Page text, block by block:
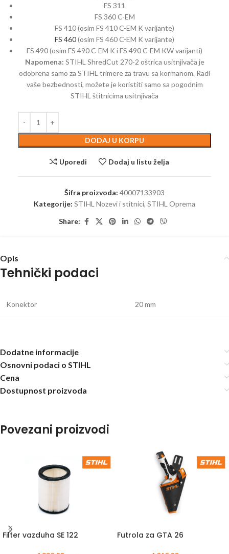
FS 311
FS 360 C-EM
FS 410 (osim FS 410 C-EM K varijante)
FS 460(osim FS 460 C-EM K varijante)
FS 490 (osim FS 490 C-EM K i FS 490 C-EM KW varijanti)
Napomena: STIHL ShredCut 270-2 oštrica usitnjivača je
odobrena samo za STIHL trimere za travu sa kormanom. Radi
vaše bezbednosti, možete je koristiti samo sa pogodnim
STIHL štitnicima usitnjivača
DODAJ U KORPU
Uporedi Dodaj u listu želja
Šifra proizvoda: 40007133903
Kategorije: STIHL Nozevi i stitnici, STIHL Oprema
Share:
Opis
Tehnički podaci
Konektor 20 mm
Dodatne informacije
Osnovni podaci o STIHL
Cena
Dostupnost proizvoda
Povezani proizvodi
Filter vazduha SE 122 Futrola za GTA 26